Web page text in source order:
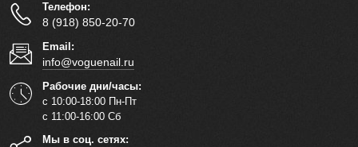
Телефон:
8 (918) 850-20-70
Email:
info@voguenail.ru
Рабочие дни/часы:
с 10:00-18:00 Пн-Пт
с 11:00-16:00 Сб
Мы в соц. сетях: